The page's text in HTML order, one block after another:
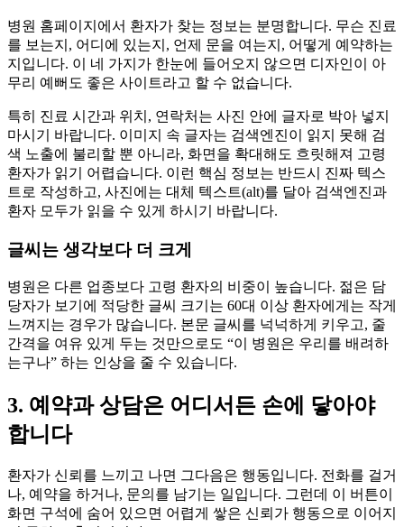
병원 홈페이지에서 환자가 찾는 정보는 분명합니다. 무슨 진료
를 보는지, 어디에 있는지, 언제 문을 여는지, 어떻게 예약하는
지입니다. 이 네 가지가 한눈에 들어오지 않으면 디자인이 아
무리 예뻐도 좋은 사이트라고 할 수 없습니다.
특히 진료 시간과 위치, 연락처는 사진 안에 글자로 박아 넣지
마시기 바랍니다. 이미지 속 글자는 검색엔진이 읽지 못해 검
색 노출에 불리할 뿐 아니라, 화면을 확대해도 흐릿해져 고령
환자가 읽기 어렵습니다. 이런 핵심 정보는 반드시 진짜 텍스
트로 작성하고, 사진에는 대체 텍스트(alt)를 달아 검색엔진과
환자 모두가 읽을 수 있게 하시기 바랍니다.
글씨는 생각보다 더 크게
병원은 다른 업종보다 고령 환자의 비중이 높습니다. 젊은 담
당자가 보기에 적당한 글씨 크기는 60대 이상 환자에게는 작게
느껴지는 경우가 많습니다. 본문 글씨를 넉넉하게 키우고, 줄
간격을 여유 있게 두는 것만으로도 “이 병원은 우리를 배려하
는구나” 하는 인상을 줄 수 있습니다.
3. 예약과 상담은 어디서든 손에 닿아야
합니다
환자가 신뢰를 느끼고 나면 그다음은 행동입니다. 전화를 걸거
나, 예약을 하거나, 문의를 남기는 일입니다. 그런데 이 버튼이
화면 구석에 숨어 있으면 어렵게 쌓은 신뢰가 행동으로 이어지